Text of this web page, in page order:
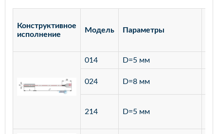
Конструктивное
исполнение
Модель Параметры
014 D=5 мм
024 D=8 мм
214 D=5 мм